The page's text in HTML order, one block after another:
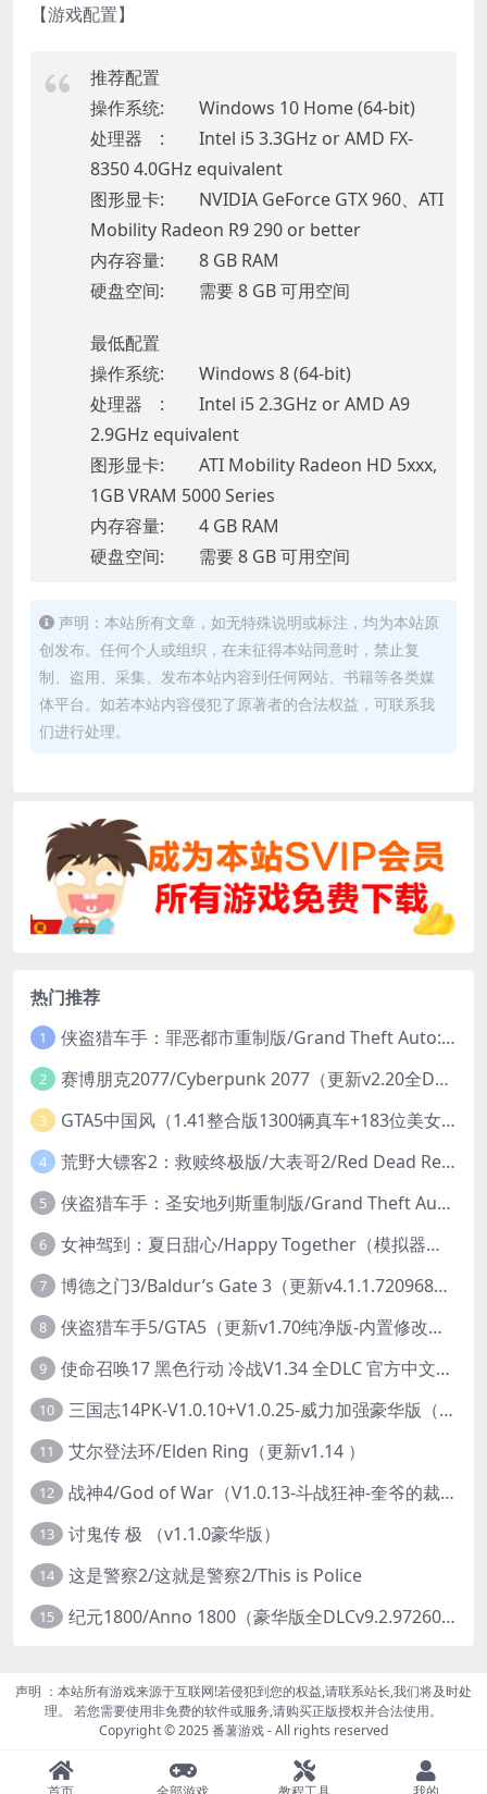
【游戏配置】
推荐配置
操作系统: Windows 10 Home (64-bit)
处理器 : Intel i5 3.3GHz or AMD FX-
8350 4.0GHz equivalent
图形显卡: NVIDIA GeForce GTX 960、ATI
Mobility Radeon R9 290 or better
内存容量: 8 GB RAM
硬盘空间: 需要 8 GB 可用空间
最低配置
操作系统: Windows 8 (64-bit)
处理器 : Intel i5 2.3GHz or AMD A9
2.9GHz equivalent
图形显卡: ATI Mobility Radeon HD 5xxx,
1GB VRAM 5000 Series
内存容量: 4 GB RAM
硬盘空间: 需要 8 GB 可用空间
声明：本站所有文章，如无特殊说明或标注，均为本站原
创发布。任何个人或组织，在未征得本站同意时，禁止复
制、盗用、采集、发布本站内容到任何网站、书籍等各类媒
体平台。如若本站内容侵犯了原著者的合法权益，可联系我
们进行处理。
热门推荐
1 侠盗猎车手：罪恶都市重制版/Grand Theft Auto: Vice City – The Definitive Edition
2 赛博朋克2077/Cyberpunk 2077（更新v2.20全DLC）
3 GTA5中国风（1.41整合版1300辆真车+183位美女与英雄+200%存档）
4 荒野大镖客2：救赎终极版/大表哥2/Red Dead Redemption 2: Ultimate Edition（更新v1491.50终极版）
5 侠盗猎车手：圣安地列斯重制版/Grand Theft Auto: San Andreas – The Definitive Edition（更新v1.113.49697469）
6 女神驾到：夏日甜心/Happy Together（模拟器版-升级豪华终极珍藏版+全DLC）
7 博德之门3/Baldur’s Gate 3（更新v4.1.1.7209685）
8 侠盗猎车手5/GTA5（更新v1.70纯净版-内置修改器+通关存档）
9 使命召唤17 黑色行动 冷战V1.34 全DLC 官方中文版COD17
10 三国志14PK-V1.0.10+V1.0.25-威力加强豪华版（武将面容套装-全DLC+季票+特典+中文语音+编辑修改器）
11 艾尔登法环/Elden Ring（更新v1.14 ）
12 战神4/God of War（V1.0.13-斗战狂神-奎爷的裁决+全DLC）
13 讨鬼传 极 （v1.1.0豪华版）
14 这是警察2/这就是警察2/This is Police
15 纪元1800/Anno 1800（豪华版全DLCv9.2.972600）
声明 ：本站所有游戏来源于互联网!若侵犯到您的权益,请联系站长,我们将及时处
理。 若您需要使用非免费的软件或服务,请购买正版授权并合法使用。
Copyright © 2025 番薯游戏 - All rights reserved